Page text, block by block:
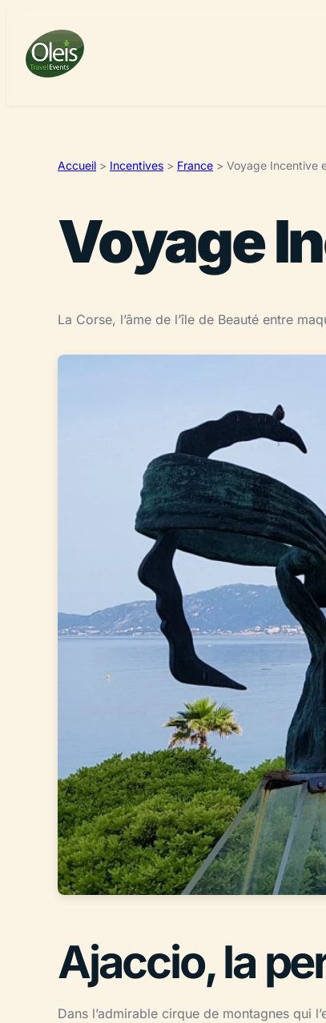
Accueil > Incentives > France > Voyage Incentive
Voyage
La Corse, l’âme de l’île de Beauté entre
Ajaccio, la
Dans l’admirable cirque de montagnes qui